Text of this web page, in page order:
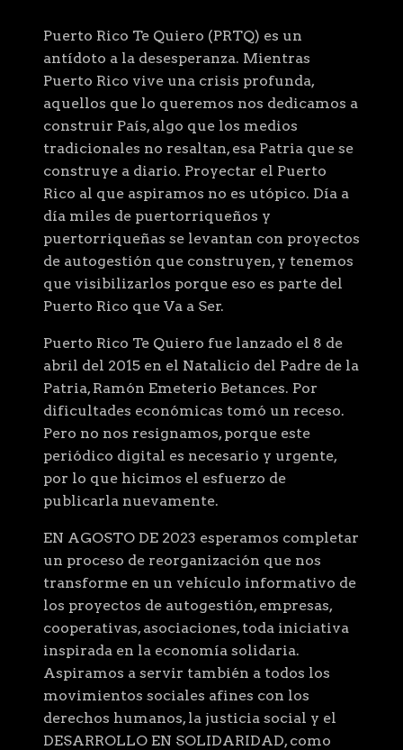
Puerto Rico Te Quiero (PRTQ) es un
antídoto a la desesperanza. Mientras
Puerto Rico vive una crisis profunda,
aquellos que lo queremos nos dedicamos a
construir País, algo que los medios
tradicionales no resaltan, esa Patria que se
construye a diario. Proyectar el Puerto
Rico al que aspiramos no es utópico. Día a
día miles de puertorriqueños y
puertorriqueñas se levantan con proyectos
de autogestión que construyen, y tenemos
que visibilizarlos porque eso es parte del
Puerto Rico que Va a Ser.
Puerto Rico Te Quiero fue lanzado el 8 de
abril del 2015 en el Natalicio del Padre de la
Patria, Ramón Emeterio Betances. Por
dificultades económicas tomó un receso.
Pero no nos resignamos, porque este
periódico digital es necesario y urgente,
por lo que hicimos el esfuerzo de
publicarla nuevamente.
EN AGOSTO DE 2023 esperamos completar
un proceso de reorganización que nos
transforme en un vehículo informativo de
los proyectos de autogestión, empresas,
cooperativas, asociaciones, toda iniciativa
inspirada en la economía solidaria.
Aspiramos a servir también a todos los
movimientos sociales afines con los
derechos humanos, la justicia social y el
DESARROLLO EN SOLIDARIDAD, como